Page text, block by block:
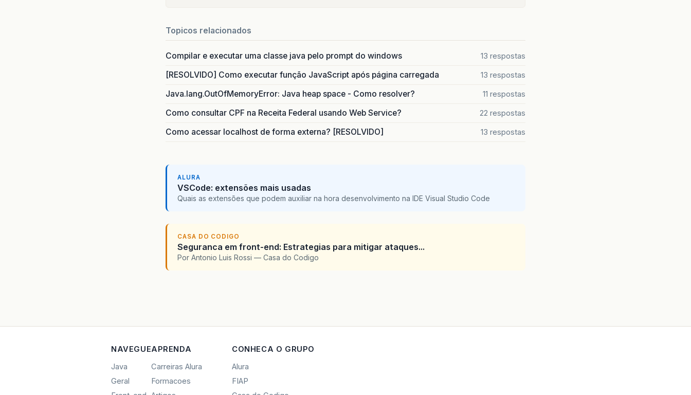
Topicos relacionados
Compilar e executar uma classe java pelo prompt do windows 13 respostas
[RESOLVIDO] Como executar função JavaScript após página carregada 13 respostas
Java.lang.OutOfMemoryError: Java heap space - Como resolver? 11 respostas
Como consultar CPF na Receita Federal usando Web Service? 22 respostas
Como acessar localhost de forma externa? [RESOLVIDO] 13 respostas
ALURA
VSCode: extensões mais usadas
Quais as extensões que podem auxiliar na hora desenvolvimento na IDE Visual Studio Code
CASA DO CODIGO
Seguranca em front-end: Estrategias para mitigar ataques...
Por Antonio Luis Rossi — Casa do Codigo
NAVEGUE
Java
Geral
APRENDA
Carreiras Alura
Formacoes
CONHECA O GRUPO
Alura
FIAP